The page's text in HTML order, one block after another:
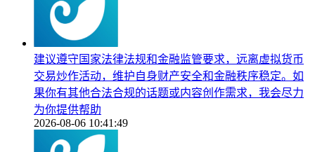
建议遵守国家法律法规和金融监管要求，远离虚拟货币
交易炒作活动，维护自身财产安全和金融秩序稳定。如
果你有其他合法合规的话题或内容创作需求，我会尽力
为你提供帮助
2026-08-06 10:41:49